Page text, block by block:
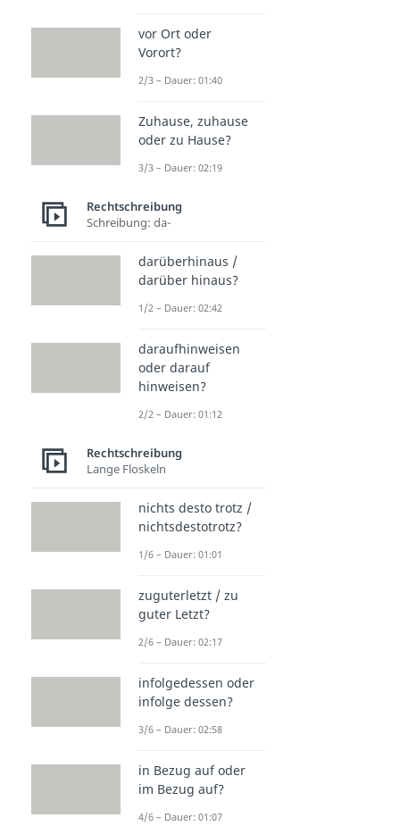
vor Ort oder
Vorort?
2/3 – Dauer: 01:40
Zuhause, zuhause
oder zu Hause?
3/3 – Dauer: 02:19
Rechtschreibung
Schreibung: da-
darüberhinaus /
darüber hinaus?
1/2 – Dauer: 02:42
daraufhinweisen
oder darauf
hinweisen?
2/2 – Dauer: 01:12
Rechtschreibung
Lange Floskeln
nichts desto trotz /
nichtsdestotrotz?
1/6 – Dauer: 01:01
zuguterletzt / zu
guter Letzt?
2/6 – Dauer: 02:17
infolgedessen oder
infolge dessen?
3/6 – Dauer: 02:58
in Bezug auf oder
im Bezug auf?
4/6 – Dauer: 01:07